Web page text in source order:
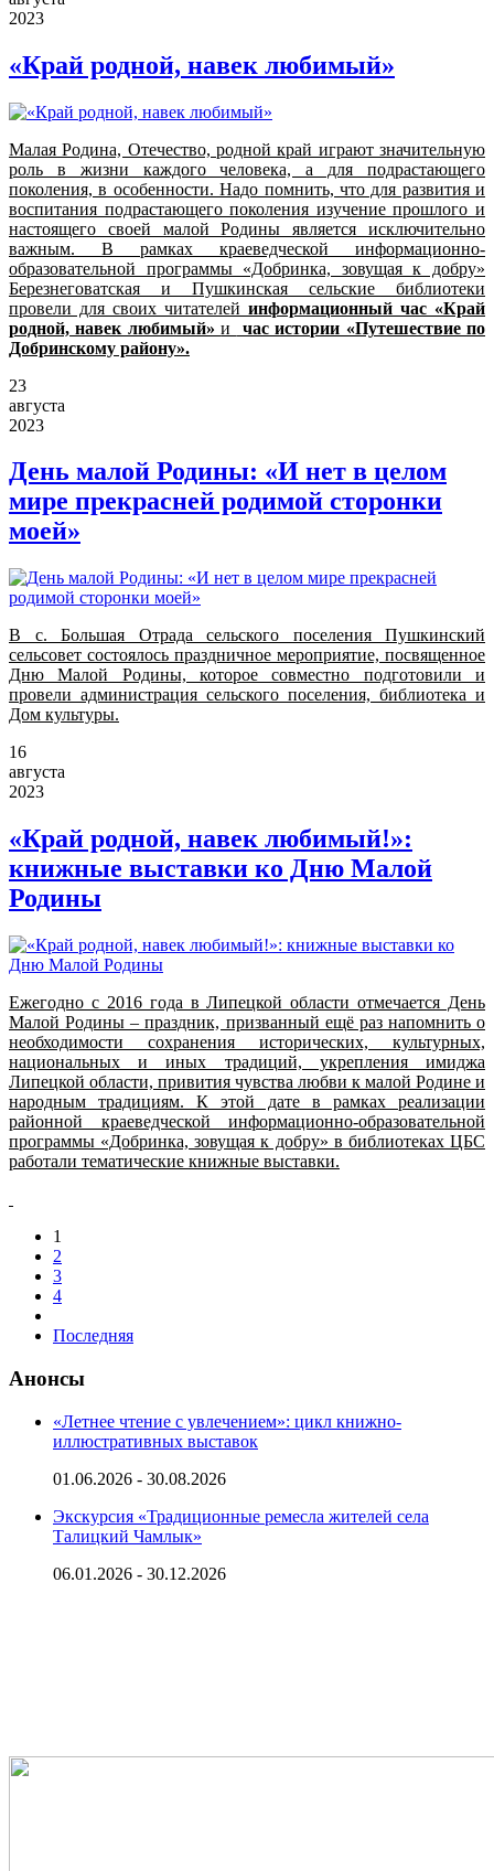
2023
«Край родной, навек любимый»
Малая Родина, Отечество, родной край играют значительную
роль в жизни каждого человека, а для подрастающего
поколения, в особенности. Надо помнить, что для развития и
воспитания подрастающего поколения изучение прошлого и
настоящего своей малой Родины является исключительно
важным. В рамках краеведческой информационно-
образовательной программы «Добринка, зовущая к добру»
Березнеговатская и Пушкинская сельские библиотеки
провели для своих читателей информационный час «Край
родной, навек любимый»и
час истории «Путешествие по
Добринскому району».
23
августа
2023
День малой Родины: «И нет в целом
мире прекрасней родимой сторонки
моей»
В с. Большая Отрада сельского поселения Пушкинский
сельсовет состоялось праздничное мероприятие, посвященное
Дню Малой Родины, которое совместно подготовили и
провели администрация сельского поселения, библиотека и
Дом культуры.
16
августа
2023
«Край родной, навек любимый!»:
книжные выставки ко Дню Малой
Родины
Ежегодно с 2016 года в Липецкой области отмечается День
Малой Родины – праздник, призванный ещё раз напомнить о
необходимости сохранения исторических, культурных,
национальных и иных традиций, укрепления имиджа
Липецкой области, привития чувства любви к малой Родине и
народным традициям. К этой дате в рамках реализации
районной краеведческой информационно-образовательной
программы «Добринка, зовущая к добру» в библиотеках ЦБС
работали тематические книжные выставки.
1
2
3
4
Последняя
Анонсы
«Летнее чтение с увлечением»: цикл книжно-
иллюстративных выставок
01.06.2026 - 30.08.2026
Экскурсия «Традиционные ремесла жителей села
Талицкий Чамлык»
06.01.2026 - 30.12.2026